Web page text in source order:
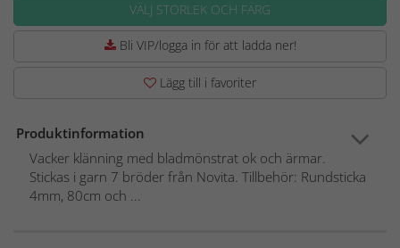
VÄLJ STORLEK OCH FÄRG
Bli VIP/logga in för att ladda ner!
Lägg till i favoriter
Produktinformation
Vacker klänning med bladmönstrat ok och ärmar.
Stickas i garn 7 bröder från Novita. Tillbehör: Rundsticka
4mm, 80cm och ...